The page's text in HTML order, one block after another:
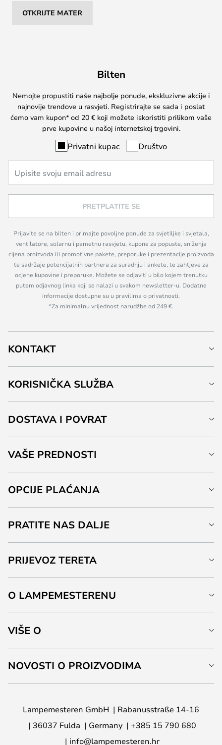
OTKRIJTE MATER
Bilten
Nemojte propustiti naše najbolje ponude, ekskluzivne akcije i
najnovije trendove u rasvjeti. Registrirajte se sada i poslat
ćemo vam kupon* od 20 € koji možete iskoristiti prilikom vaše
prve kupovine u našoj internetskoj trgovini.
Privatni kupac Društvo
PRETPLATITE SE
Prijavite se na bilten i primajte povoljne ponude za svjetiljke i svjetala,
ventilatore, solarnu i pametnu rasvjetu, kupone za popuste, sniženja
cijena proizvoda ili promotivne pakete, preporuke i prezentacije proizvoda
te sadržaje potencijalnih partnera za suradnju i ankete, te zahtjeve za
ocjene kupovine i preporuke. Možete se odjaviti u bilo kojem trenutku
putem odjavnog linka koji se nalazi u svakom newsletter-u. Dodatne
informacije dostupne su u pravilima o privatnosti.
*Za minimalnu vrijednost narudžbe od 249 €.
KONTAKT
KORISNIČKA SLUŽBA
DOSTAVA I POVRAT
VAŠE PREDNOSTI
OPCIJE PLAĆANJA
PRATITE NAS DALJE
PRIJEVOZ TERETA
O LAMPEMESTERENU
VIŠE O
NOVOSTI O PROIZVODIMA
Lampemesteren GmbH
Rabanusstraße 14-16
36037 Fulda
Germany
+385 15 790 680
info@lampemesteren.hr